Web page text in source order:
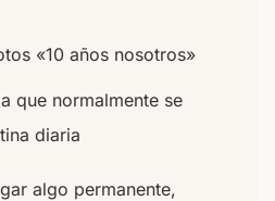
«10 años nosotros»
que normalmente se
diaria
algo permanente,